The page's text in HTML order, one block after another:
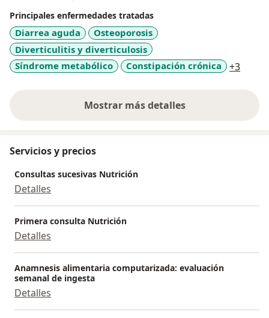
Principales enfermedades tratadas
Diarrea aguda
Osteoporosis
Diverticulitis y diverticulosis
Síndrome metabólico
Constipación crónica +3
Mostrar más detalles
sobre la experiencia
Servicios y precios
Consultas sucesivas Nutrición
Detalles
Primera consulta Nutrición
Detalles
Anamnesis alimentaria computarizada: evaluación
semanal de ingesta
Detalles